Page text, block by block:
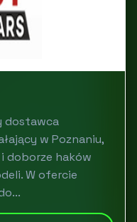
dostawca
w Poznaniu,
doborze haków
W ofercie